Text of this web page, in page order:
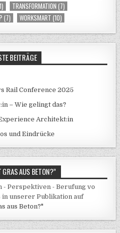
TRANSFORMATION (7)
(7) WORKSMART (10)
BEITRÄGE
Rail Conference 2025
– Wie gelingt das?
Architekt:in
und Eindrücke
AUS BETON?”
- Perspektiven - Berufung vo
in unserer Publikation auf
aus Beton?"